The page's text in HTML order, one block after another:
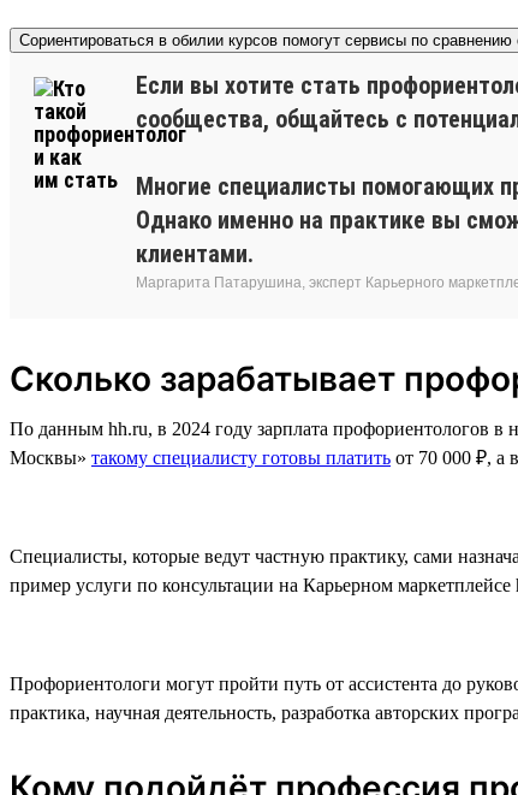
Сориентироваться в обилии курсов помогут сервисы по
Если вы хотите стать
сообщества, общайтесь с
Многие специалисты помогающих
Однако именно на практике вы
клиентами.
Маргарита Патарушина, эксперт Карьерного
Сколько зарабатывает
По данным hh.ru, в 2024 году зарплата профориентологов в
Москвы» такому специалисту готовы платить от 70 000 ₽,
Специалисты, которые ведут частную практику, сами
пример услуги по консультации на Карьерном
Профориентологи могут пройти путь от ассистента до
практика, научная деятельность, разработка авторских